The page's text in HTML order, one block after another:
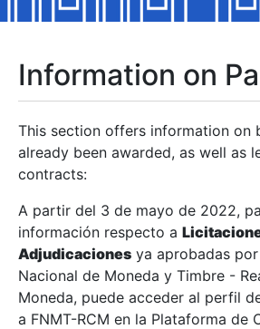
Show/Hide
Show/Hide
Show/Hide
Information on
This section offers information on
already been awarded, as well as
contracts:
A partir del 3 de mayo de 2022,
información respecto a
Adjudicaciones ya aprobadas
Nacional de Moneda y Timbre -
Moneda, puede acceder al perfil
a FNMT-RCM en la Plataforma de